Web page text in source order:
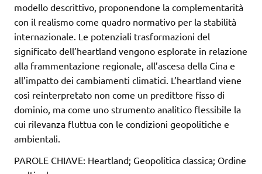
modello descrittivo, proponendone la complementarità
con il realismo come quadro normativo per la stabilità
internazionale. Le potenziali trasformazioni del
significato dell’heartland vengono esplorate in relazione
alla frammentazione regionale, all’ascesa della Cina e
all’impatto dei cambiamenti climatici. L’heartland viene
così reinterpretato non come un predittore fisso di
dominio, ma come uno strumento analitico flessibile la
cui rilevanza fluttua con le condizioni geopolitiche e
ambientali.
PAROLE CHIAVE: Heartland; Geopolitica classica; Ordine